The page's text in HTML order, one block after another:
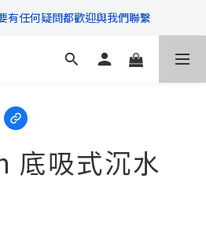
免運!宅配滿$666免運 /
有任何疑問都歡迎與我們聯繫
免運!宅配滿$666免運 /
吸式沉水